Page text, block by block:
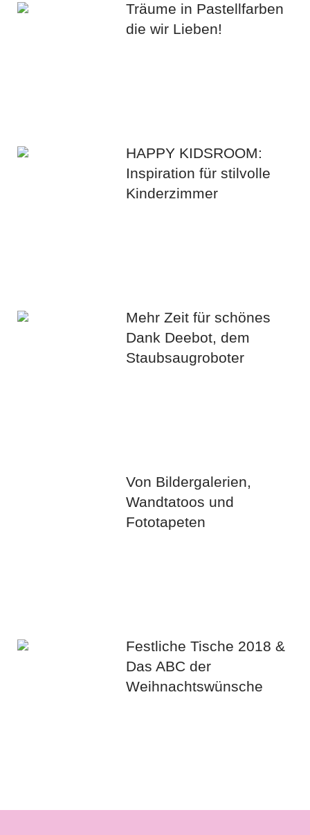
Träume in Pastellfarben
die wir Lieben!
HAPPY KIDSROOM:
Inspiration für stilvolle
Kinderzimmer
Mehr Zeit für schönes
Dank Deebot, dem
Staubsaugroboter
Von Bildergalerien,
Wandtatoos und
Fototapeten
Festliche Tische 2018 &
Das ABC der
Weihnachtswünsche